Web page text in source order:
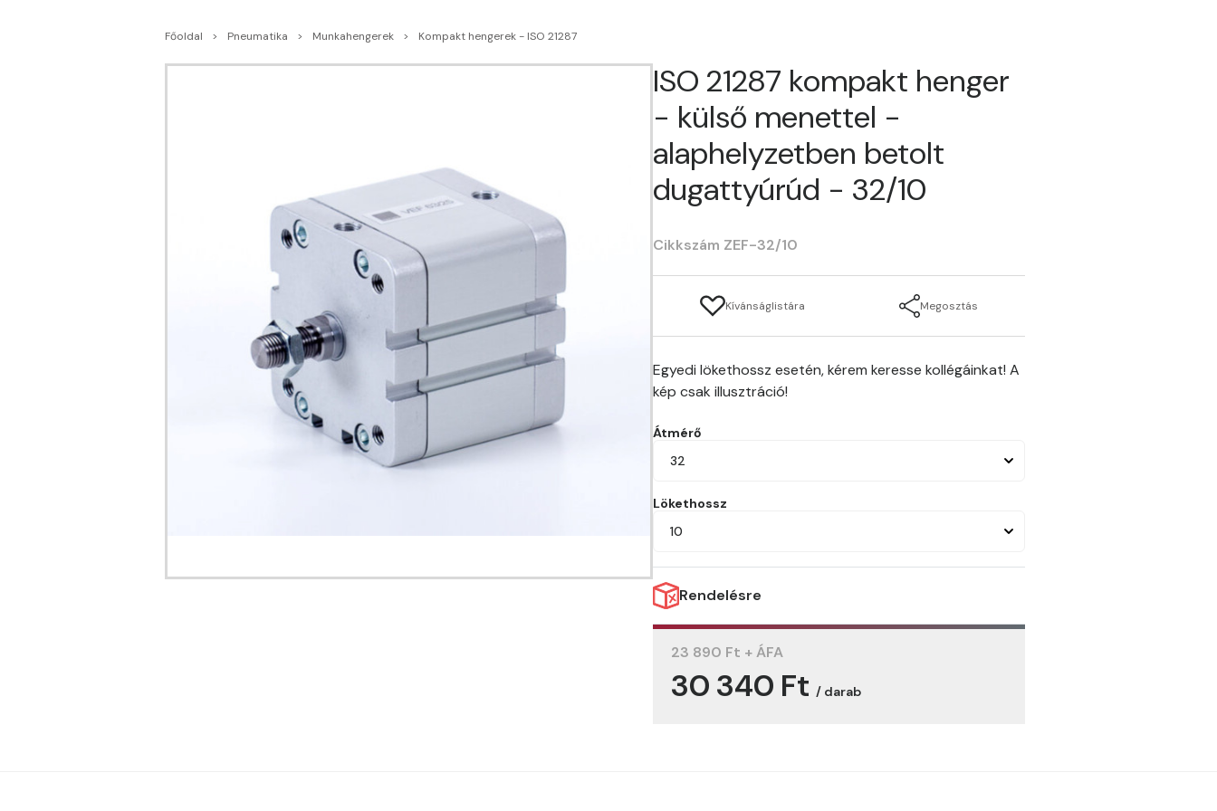
Főoldal Pneumatika Munkahengerek Kompakt hengerek - ISO 21287
ISO 21287 kompakt henger
- külső menettel -
alaphelyzetben betolt
dugattyúrúd - 32/10
Cikkszám ZEF-32/10
Kívánságlistára Megosztás
Egyedi lökethossz esetén, kérem keresse kollégáinkat! A
kép csak illusztráció!
Átmérő
32
Lökethossz
10
Rendelésre
23 890 Ft + ÁFA
30 340 Ft / darab